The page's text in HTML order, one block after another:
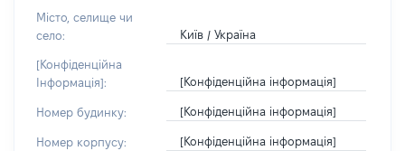
Місто, селище чи
село:
Київ / Україна
[Конфіденційна
Інформація]:
[Конфіденційна інформація]
Номер будинку: [Конфіденційна інформація]
Номер корпусу: [Конфіденційна інформація]